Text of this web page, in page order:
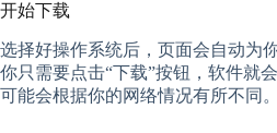
开始下载
选择好操作系统后，页面会自动为
你只需要点击“下载”按钮，软件就
可能会根据你的网络情况有所不同。